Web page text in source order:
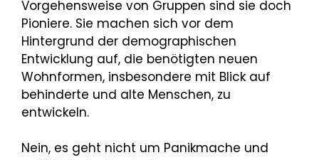
Vorgehensweise von Gruppen sind sie doch
Pioniere. Sie machen sich vor dem
Hintergrund der demographischen
Entwicklung auf, die benötigten neuen
Wohnformen, insbesondere mit Blick auf
behinderte und alte Menschen, zu
entwickeln.
Nein, es geht nicht um Panikmache und